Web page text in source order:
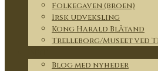
Folkegaven (broen)
Irsk udveksling
Kong Harald Blåtand
Trelleborg/Museet ved
Blog med nyheder